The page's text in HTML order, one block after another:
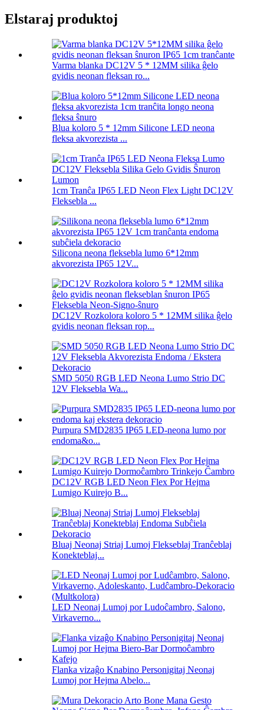
Elstaraj produktoj
Varma blanka DC12V 5 * 12MM silika ĝelo
gvidis neonan fleksan ro...
Blua koloro 5 * 12mm Silicone LED neona
fleksa akvorezista ...
1cm Tranĉa IP65 LED Neon Flex Light DC12V
Fleksebla ...
Silicona neona fleksebla lumo 6*12mm
akvorezista IP65 12V...
DC12V Rozkolora koloro 5 * 12MM silika ĝelo
gvidis neonan fleksan rop...
SMD 5050 RGB LED Neona Lumo Strio DC
12V Fleksebla Wa...
Purpura SMD2835 IP65 LED-neona lumo por
endoma&o...
DC12V RGB LED Neon Flex Por Hejma
Lumigo Kuirejo B...
Bluaj Neonaj Striaj Lumoj Flekseblaj Tranĉeblaj
Konekteblaj...
LED Neonaj Lumoj por Ludoĉambro, Salono,
Virkaverno...
Flanka vizaĝo Knabino Personigitaj Neonaj
Lumoj por Hejma Abelo...